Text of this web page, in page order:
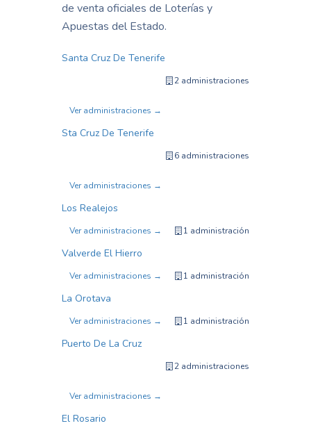
de venta oficiales de Loterías y
Apuestas del Estado.
Santa Cruz De Tenerife
2 administraciones
Ver administraciones →
Sta Cruz De Tenerife
6 administraciones
Ver administraciones →
Los Realejos
1 administración
Ver administraciones →
Valverde El Hierro
1 administración
Ver administraciones →
La Orotava
1 administración
Ver administraciones →
Puerto De La Cruz
2 administraciones
Ver administraciones →
El Rosario